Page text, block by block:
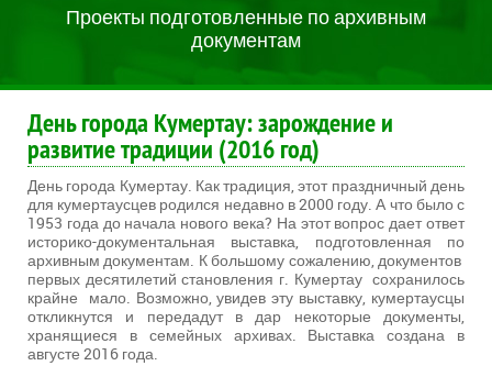
Проекты подготовленные по архивным
документам
День города Кумертау: зарождение и
развитие традиции (2016 год)
День города Кумертау. Как традиция, этот праздничный день
для кумертаусцев родился недавно в 2000 году. А что было с
1953 года до начала нового века? На этот вопрос дает ответ
историко-документальная выставка, подготовленная по
архивным документам. К большому сожалению, документов
первых десятилетий становления г. Кумертау сохранилось
крайне мало. Возможно, увидев эту выставку, кумертаусцы
откликнутся и передадут в дар некоторые документы,
хранящиеся в семейных архивах. Выставка создана в
августе 2016 года.